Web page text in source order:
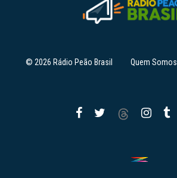
© 2026 Rádio Peão Brasil Quem Somos